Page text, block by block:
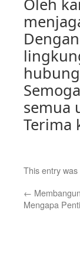
Oleh
semua
Terima
This entry
←
Mengapa